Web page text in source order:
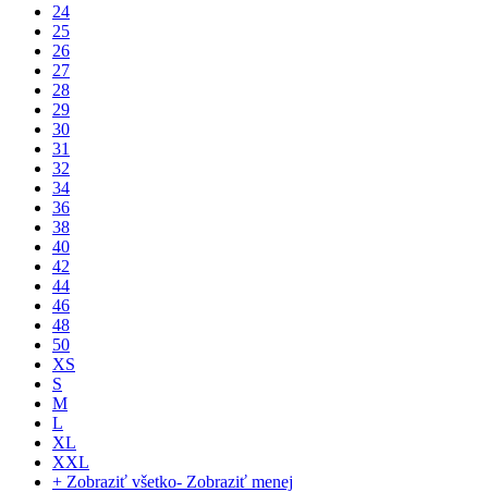
24
25
26
27
28
29
30
31
32
34
36
38
40
42
44
46
48
50
XS
S
M
L
XL
XXL
+ Zobraziť všetko- Zobraziť menej